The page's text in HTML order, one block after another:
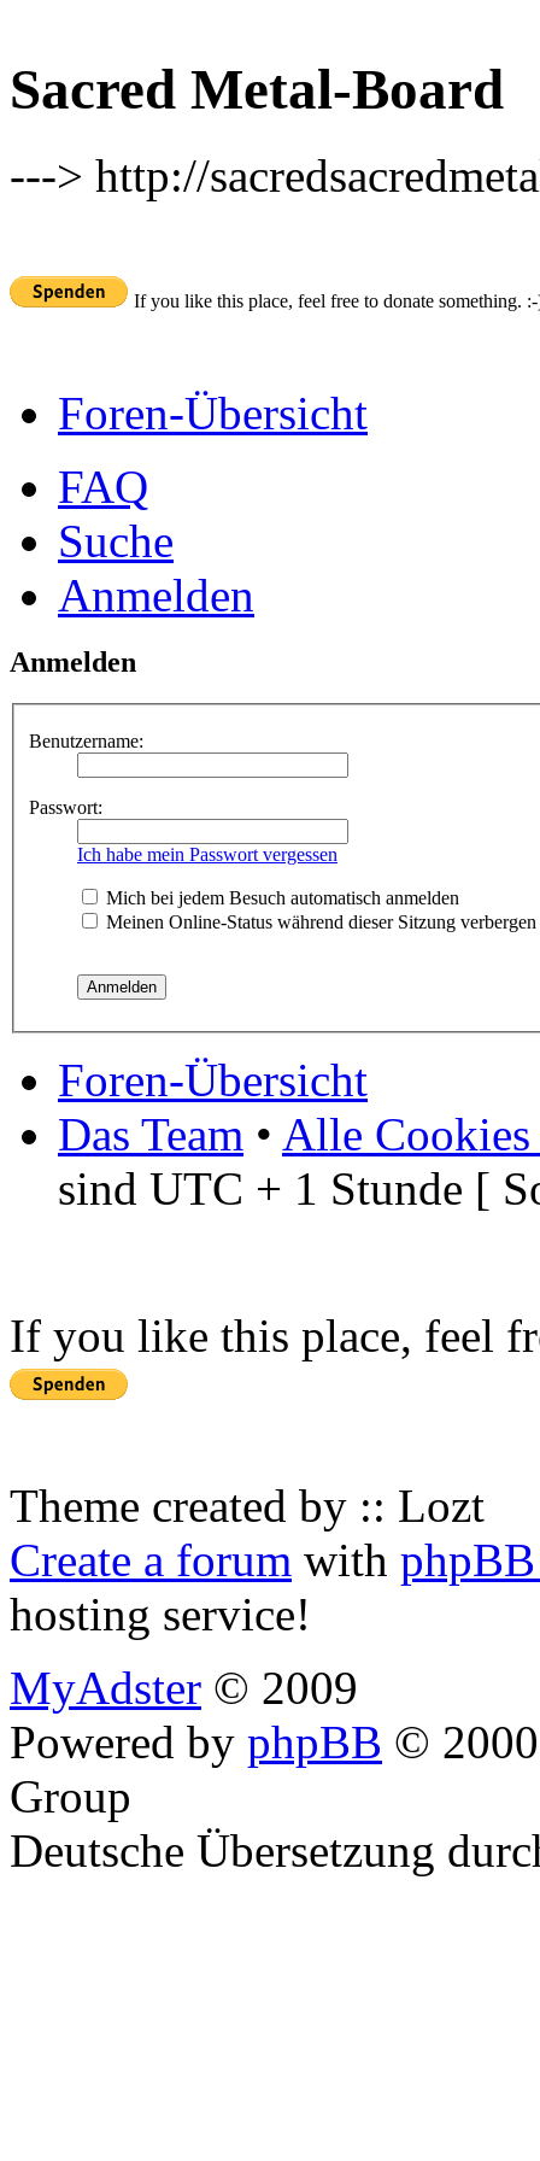
Sacred Metal-Board
---> http://
If you like this place, feel free to donate something.
Foren-Übersicht
FAQ
Suche
Anmelden
Anmelden
Benutzername:
Passwort:
Ich habe mein Passwort vergessen
Mich bei jedem Besuch automatisch anmelden
Meinen Online-Status während dieser Sitzung verbergen
Foren-Übersicht
Das Team • Alle Cookies
sind UTC + 1 Stunde [
If you like this place, feel
Theme created by :: Lozt
Create a forum with
hosting service!
MyAdster © 2009
Powered by phpBB ©
Group
Deutsche Übersetzung